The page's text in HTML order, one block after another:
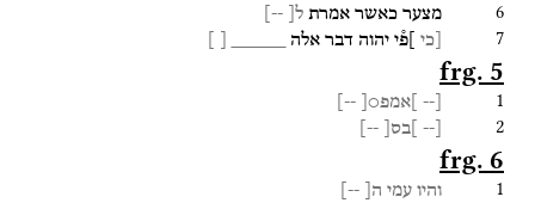
6 מצער כאשר אמרת ל[ --]
7 [כי ]פ֯י יהוה דבר אלה
frg. 5
1
[-- ]אמפ○[ --]
2
[-- ]בס[ --]
frg. 6
1 והיו עמי ה[ --]